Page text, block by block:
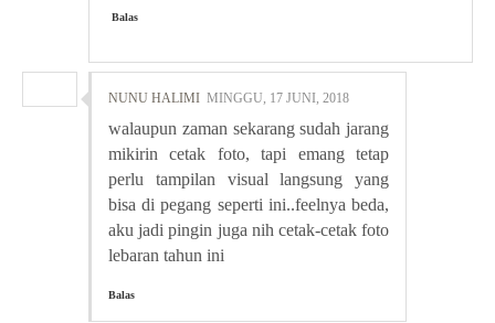
Balas
NUNU HALIMI MINGGU, 17 JUNI, 2018
walaupun zaman sekarang sudah jarang
mikirin cetak foto, tapi emang tetap
perlu tampilan visual langsung yang
bisa di pegang seperti ini..feelnya beda,
aku jadi pingin juga nih cetak-cetak foto
lebaran tahun ini
Balas